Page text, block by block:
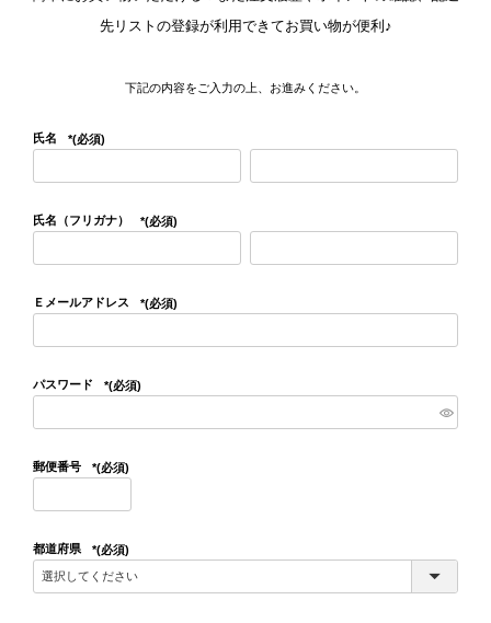
先リストの登録が利用できてお買い物が便利♪
下記の内容をご入力の上、お進みください。
氏名 (必須)
氏名（フリガナ） (必須)
Ｅメールアドレス (必須)
パスワード (必須)
郵便番号 (必須)
都道府県 (必須)